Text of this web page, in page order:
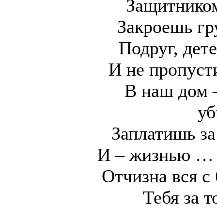
Закроешь
Подруг,
И не
В наш дом
Заплатишь
И – жизнью …
Отчизна вся
Тебя за